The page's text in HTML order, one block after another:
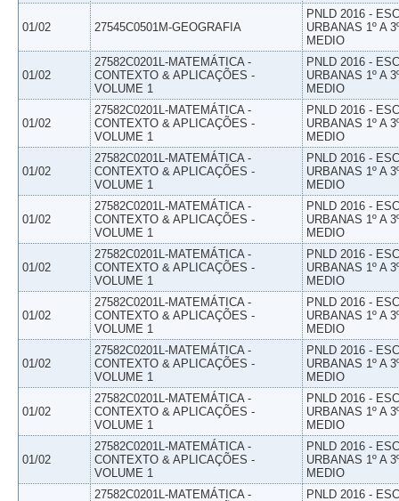
01/02 27545C0501M-GEOGRAFIA
PNLD 2016 -
URBANAS 1º A
MEDIO
01/02
27582C0201L-MATEMÁTICA -
CONTEXTO & APLICAÇÕES -
VOLUME 1
PNLD 2016 -
URBANAS 1º A
MEDIO
01/02
27582C0201L-MATEMÁTICA -
CONTEXTO & APLICAÇÕES -
VOLUME 1
PNLD 2016 -
URBANAS 1º A
MEDIO
01/02
27582C0201L-MATEMÁTICA -
CONTEXTO & APLICAÇÕES -
VOLUME 1
PNLD 2016 -
URBANAS 1º A
MEDIO
01/02
27582C0201L-MATEMÁTICA -
CONTEXTO & APLICAÇÕES -
VOLUME 1
PNLD 2016 -
URBANAS 1º A
MEDIO
01/02
27582C0201L-MATEMÁTICA -
CONTEXTO & APLICAÇÕES -
VOLUME 1
PNLD 2016 -
URBANAS 1º A
MEDIO
01/02
27582C0201L-MATEMÁTICA -
CONTEXTO & APLICAÇÕES -
VOLUME 1
PNLD 2016 -
URBANAS 1º A
MEDIO
01/02
27582C0201L-MATEMÁTICA -
CONTEXTO & APLICAÇÕES -
VOLUME 1
PNLD 2016 -
URBANAS 1º A
MEDIO
01/02
27582C0201L-MATEMÁTICA -
CONTEXTO & APLICAÇÕES -
VOLUME 1
PNLD 2016 -
URBANAS 1º A
MEDIO
01/02
27582C0201L-MATEMÁTICA -
CONTEXTO & APLICAÇÕES -
VOLUME 1
PNLD 2016 -
URBANAS 1º A
MEDIO
27582C0201L-MATEMÁTICA -
PNLD 2016 -